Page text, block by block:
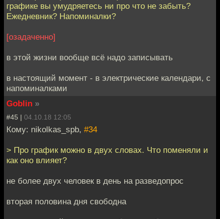
графике вы умудряетесь ни про что не забыть?
Ежедневник? Напоминалки?
[озадаченно]
в этой жизни вообще всё надо записывать
в настоящий момент - в электрические календари, с
напоминалками
Goblin »
#45 | 04.10.18 12:05
Кому: nikolkas_spb, #34
> Про график можно в двух словах. Что поменяли и
как оно влияет?
не более двух человек в день на разведопрос
вторая половина дня свободна